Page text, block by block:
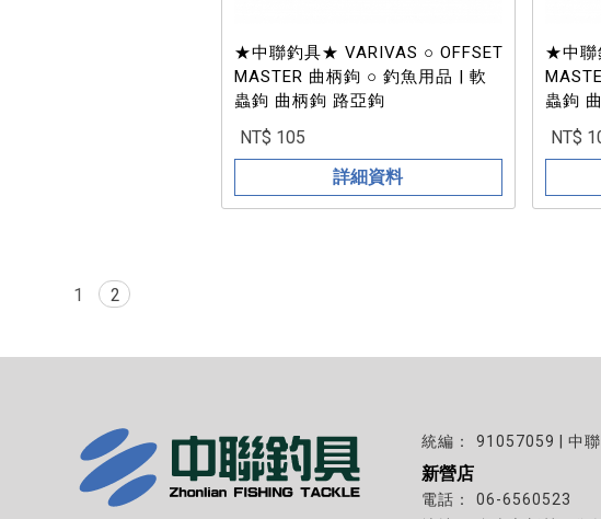
★中聯釣具★ VARIVAS ○ OFFSET
MASTER 曲柄鉤 ○ 釣魚用品 | 軟
蟲鉤 曲柄鉤 路亞鉤
NT$ 105
詳細資料
★中聯
蟲鉤
NT$
1 2
91057059 | 中聯
新營店
06-6560523